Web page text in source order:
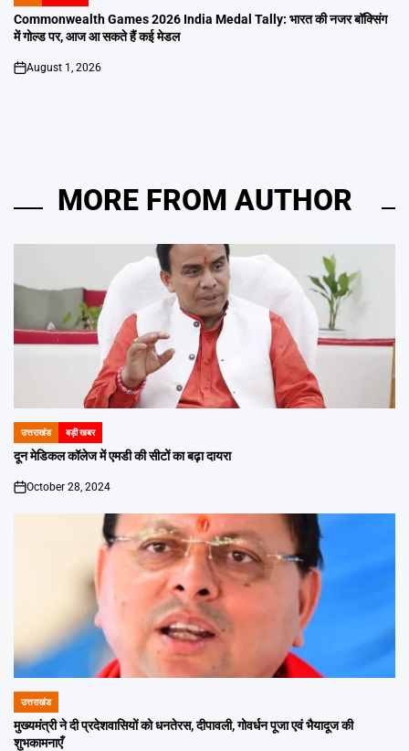
IN
Commonwealth Games 2026 India Medal Tally: भारत की नजर बॉक्सिंग
में गोल्ड पर, आज आ सकते हैं कई मेडल
on
August 1, 2026
MORE FROM AUTHOR
POSTED
IN
उत्तराखंड बड़ी खबर
दून मेडिकल कॉलेज में एमडी की सीटों का बढ़ा दायरा
on
October 28, 2024
POSTED
IN
उत्तराखंड
मुख्यमंत्री ने दी प्रदेशवासियों को धनतेरस, दीपावली, गोवर्धन पूजा एवं भैयादूज की
शुभकामनाएँ